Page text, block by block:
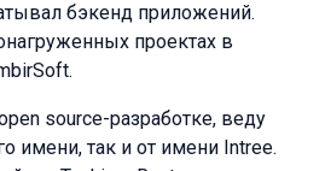
бэкенд приложений.
проектах в
source-разработке, веду
имени, так и от имени Intree.